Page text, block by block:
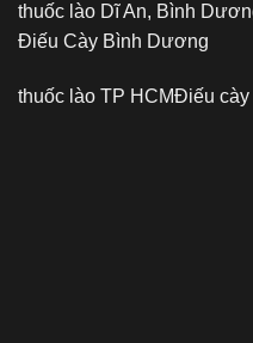
thuốc lào Dĩ An, Bình
Điếu Cày Bình Dương
thuốc lào TP HCMĐiếu cày